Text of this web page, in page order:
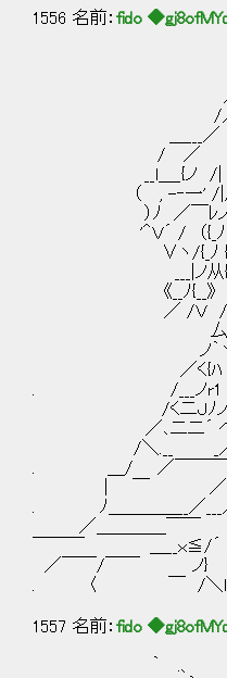
1556 名前： fido
-
, ＜
／ /
／
/／ | / / /
＿___／ |
/ ／ j i{ |l
__l＿_{ノ /| /
（ , -‐一' /|/ ∧',
）ﾉ ／￣ﾚノ { ∧＼l
'＾Ｖ´ / （{_ﾉ ヽ.∧ ヽ
∨ヽ/{_ﾉ {＼
___|ノ从{ jﾊ
《__ﾉ{__》 ∨-jﾊ,/
／ /Ｖ / ‘ｰく
厶-‐ ‐-
ノ｀ヽ ｀ヽ |
／く{ﾊ│＿＿___
. /___ノr1 ｊ/
/く二Ｊﾉノ 〈
／､二二´ へ、 /
/＼.__ _／
. ＿/ ／￣
| ￣ ／
. ﾉ＿＿＿＿__／
／＿＿＿
￣￣￣ ＿
／￣￣/￣
. 〈 ￣ /
1557 名前： fido
｀